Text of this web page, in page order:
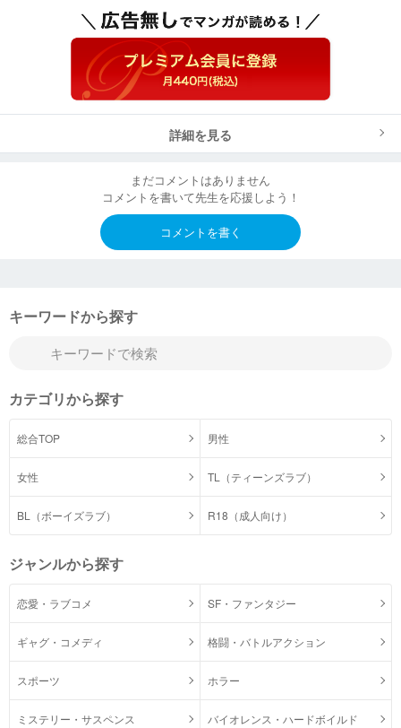
詳細を見る
まだコメントはありません
コメントを書いて先生を応援しよう！
コメントを書く
キーワードから探す
カテゴリから探す
総合TOP 男性
女性 TL（ティーンズラブ）
BL（ボーイズラブ） R18（成人向け）
ジャンルから探す
恋愛・ラブコメ SF・ファンタジー
ギャグ・コメディ 格闘・バトルアクション
スポーツ ホラー
ミステリー・サスペンス バイオレンス・ハードボイルド